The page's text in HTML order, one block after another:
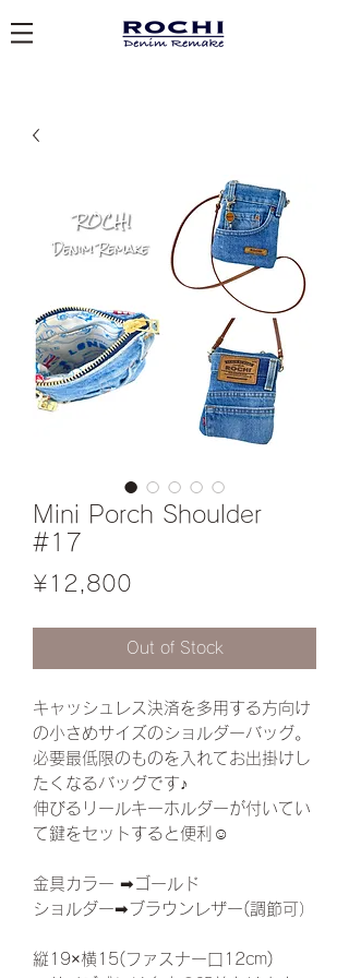
Mini Porch Shoulder
#17
¥12,800
Out of Stock
キャッシュレス決済を多用する方向け
の小さめサイズのショルダーバッグ。
必要最低限のものを入れてお出掛けし
たくなるバッグです♪
伸びるリールキーホルダーが付いてい
て鍵をセットすると便利☺︎
金具カラー ➡︎ゴールド
ショルダー➡︎ブラウンレザー(調節可）
縦19×横15(ファスナー口12cm)